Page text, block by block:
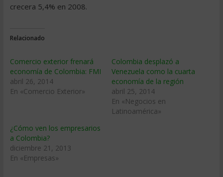
crecera 5,4% en 2008.
Relacionado
Comercio exterior frenará
economía de Colombia: FMI
abril 26, 2014
En «Comercio Exterior»
Colombia desplazó a
Venezuela como la cuarta
economía de la región
abril 25, 2014
En «Negocios en
Latinoamérica»
¿Cómo ven los empresarios
a Colombia?
diciembre 21, 2013
En «Empresas»